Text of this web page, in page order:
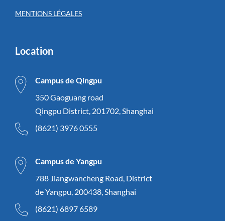
MENTIONS LÉGALES
Location
Campus de Qingpu
350 Gaoguang road
Qingpu District, 201702, Shanghai
(8621) 3976 0555
Campus de Yangpu
788 Jiangwancheng Road, District
de Yangpu, 200438, Shanghai
(8621) 6897 6589